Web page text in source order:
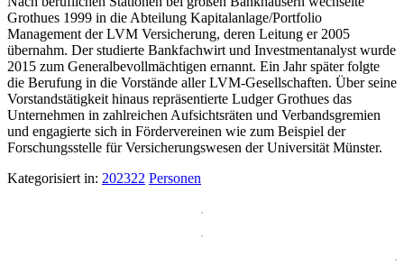
Grothues 1999 in die Abteilung Kapitalanlage/Portfolio
Management der LVM Versicherung, deren Leitung er 2005
übernahm. Der studierte Bankfachwirt und Investmentanalyst wurde
2015 zum Generalbevollmächtigen ernannt. Ein Jahr später folgte
die Berufung in die Vorstände aller LVM-Gesellschaften. Über seine
Vorstandstätigkeit hinaus repräsentierte Ludger Grothues das
Unternehmen in zahlreichen Aufsichtsräten und Verbandsgremien
und engagierte sich in Fördervereinen wie zum Beispiel der
Forschungsstelle für Versicherungswesen der Universität Münster.
Kategorisiert in: 202322 Personen